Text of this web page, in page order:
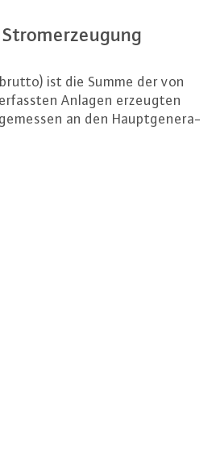
ist die Summe der von
Anlagen erzeugten
an den Haupt­ge­ne­ra­